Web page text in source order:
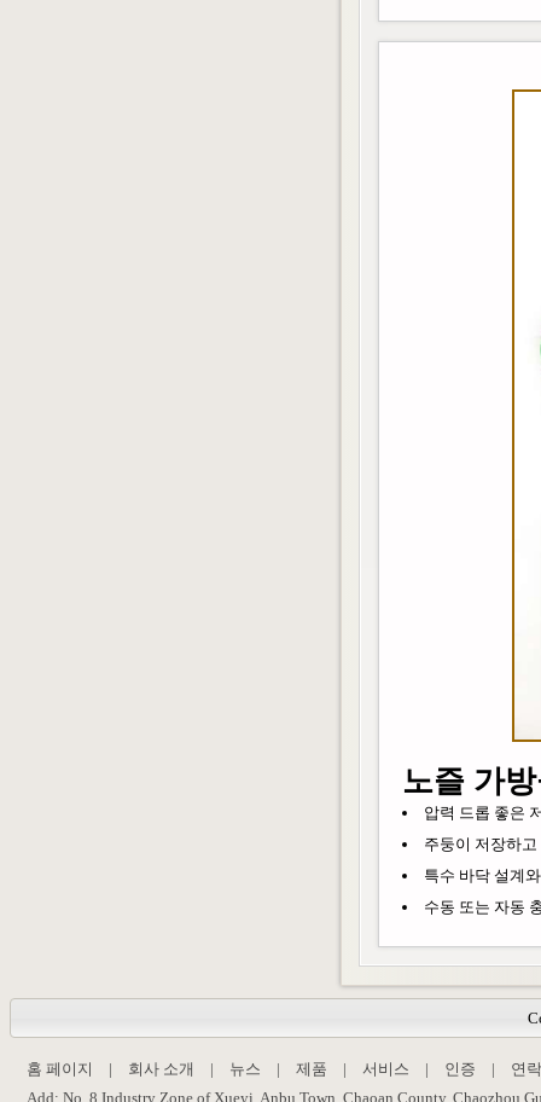
노즐 가
압력 드롭 좋은
주둥이 저장하
특수 바닥 설계
수동 또는 자동
홈 페이지 | 회사 소개 | 뉴스 | 제품 | 서비스 | 인증 |
연
Add: No. 8 Industry Zone of Xueyi, Anbu Town, Chaoan County,